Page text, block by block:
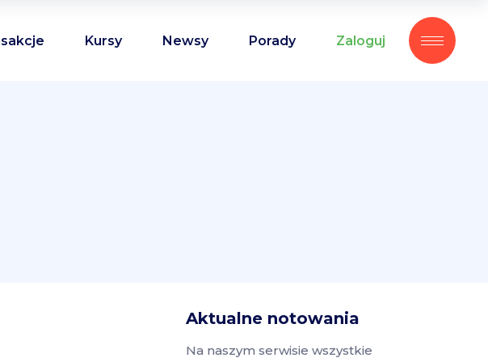
Kursy Newsy Porady Zaloguj
Aktualne notowania
Na naszym serwisie wszystkie